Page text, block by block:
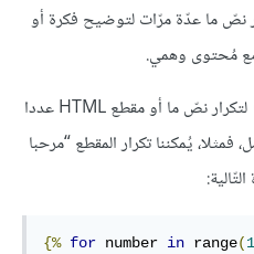
نصّ ما عدّة مرّات لتوضيح فكرة أو
مُحتوى وهمي.
لتكرار نصّ ما أو مقطع HTML عددا
يُمكننا تكرار المقطع “مرحبا
{% for number in range(